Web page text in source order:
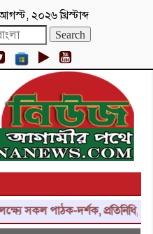
২০২৬ খ্রিস্টাব্দ
পাঠক-দর্শক, প্রতিনিধি,